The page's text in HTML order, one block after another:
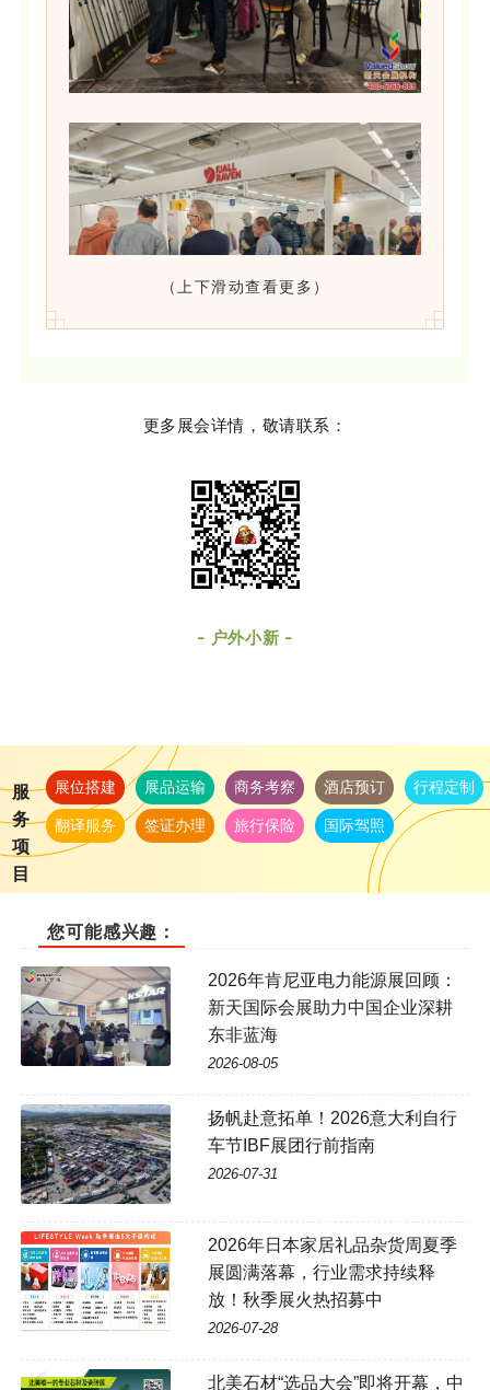
（上下滑动查看更多）
更多展会详情，敬请联系：
- 户外小新 -
服
务
项
目
展位搭建 展品运输 商务考察 酒店预订 行程定制
翻译服务 签证办理 旅行保险 国际驾照
您可能感兴趣：
2026年肯尼亚电力能源展回顾：
新天国际会展助力中国企业深耕
东非蓝海
2026-08-05
扬帆赴意拓单！2026意大利自行
车节IBF展团行前指南
2026-07-31
2026年日本家居礼品杂货周夏季
展圆满落幕，行业需求持续释
放！秋季展火热招募中
2026-07-28
北美石材“选品大会”即将开幕，中